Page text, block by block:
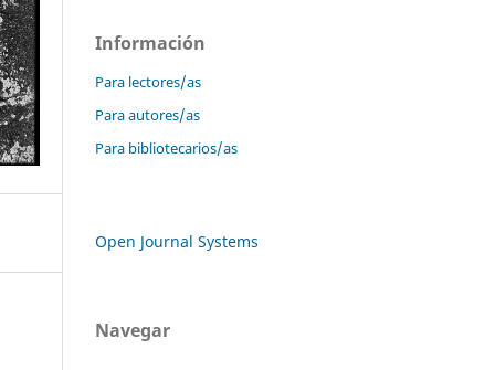
Información
Para lectores/as
Para autores/as
Para bibliotecarios/as
Open Journal Systems
Navegar